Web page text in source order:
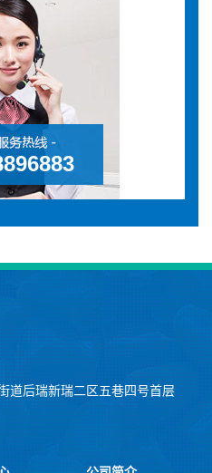
道后瑞新瑞二区五巷四号首层